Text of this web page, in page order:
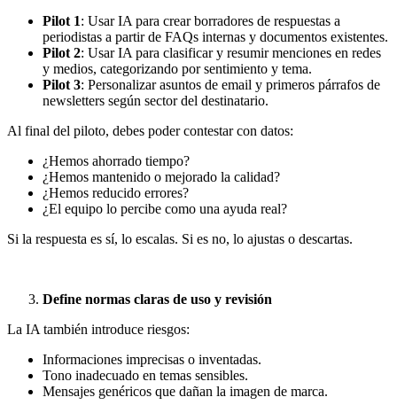
Pilot 1: Usar IA para crear borradores de respuestas a
periodistas a partir de FAQs internas y documentos existentes.
Pilot 2: Usar IA para clasificar y resumir menciones en redes
y medios, categorizando por sentimiento y tema.
Pilot 3: Personalizar asuntos de email y primeros párrafos de
newsletters según sector del destinatario.
Al final del piloto, debes poder contestar con datos:
¿Hemos ahorrado tiempo?
¿Hemos mantenido o mejorado la calidad?
¿Hemos reducido errores?
¿El equipo lo percibe como una ayuda real?
Si la respuesta es sí, lo escalas. Si es no, lo ajustas o descartas.
Define normas claras de uso y revisión
La IA también introduce riesgos:
Informaciones imprecisas o inventadas.
Tono inadecuado en temas sensibles.
Mensajes genéricos que dañan la imagen de marca.